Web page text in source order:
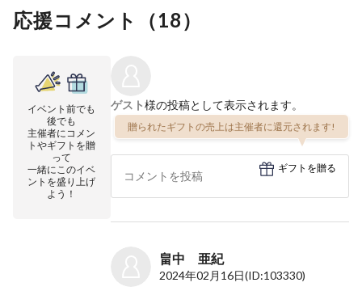
応援コメント（18）
イベント前でも
後でも
主催者にコメン
トやギフトを贈
って
一緒にこのイベ
ントを盛り上げ
よう！
ゲスト様の投稿として表示されます。
贈られたギフトの売上は主催者に還元されます!
ギフトを贈る
畠中 亜紀
2024年02月16日(ID:103330)